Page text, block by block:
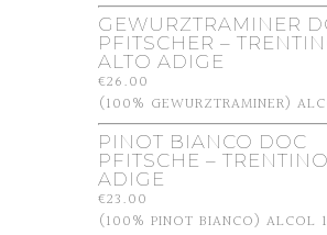
GEWURZTRAMINER
PFITSCHER –
ALTO ADIGE
€26.00
(100% GEWURZTRAMINER)
PINOT BIANCO DOC
PFITSCHE –
ADIGE
€23.00
(100% PINOT BIANCO) ALCOL